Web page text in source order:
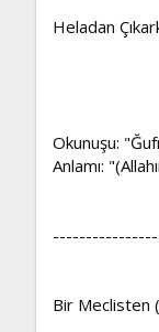
Heladan
Okunuşu:
Anlamı:
Bir Meclisten